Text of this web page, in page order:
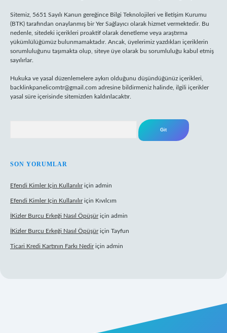
Sitemiz, 5651 Sayılı Kanun gereğince Bilgi Teknolojileri ve İletişim Kurumu
(BTK) tarafından onaylanmış bir Yer Sağlayıcı olarak hizmet vermektedir. Bu
nedenle, sitedeki içerikleri proaktif olarak denetleme veya araştırma
yükümlülüğümüz bulunmamaktadır. Ancak, üyelerimiz yazdıkları içeriklerin
sorumluluğunu taşımakta olup, siteye üye olarak bu sorumluluğu kabul etmiş
sayılırlar.
Hukuka ve yasal düzenlemelere aykırı olduğunu düşündüğünüz içerikleri,
backlinkpanelicomtr@gmail.com adresine bildirmeniz halinde, ilgili içerikler
yasal süre içerisinde sitemizden kaldırılacaktır.
SON YORUMLAR
Efendi Kimler Için Kullanılıriçin admin
Efendi Kimler Için Kullanılıriçin Kıvılcım
İKizler Burcu Erkeği Nasıl Öpüşüriçin admin
İKizler Burcu Erkeği Nasıl Öpüşüriçin Tayfun
Ticari Kredi Kartının Farkı Nediriçin admin